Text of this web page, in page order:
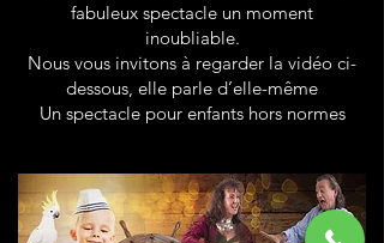
fabuleux spectacle un moment
inoubliable.
Nous vous invitons à regarder la vidéo ci-
dessous, elle parle d’elle-même
Un spectacle pour enfants hors normes